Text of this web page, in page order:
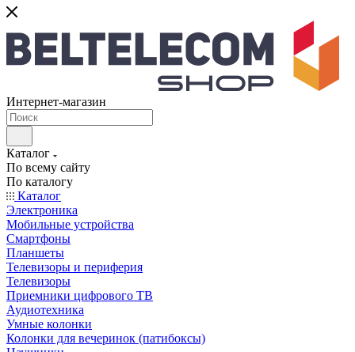
Интернет-магазин
Каталог
По всему сайту
По каталогу
Каталог
Электроника
Мобильные устройства
Смартфоны
Планшеты
Телевизоры и периферия
Телевизоры
Приемники цифрового ТВ
Аудиотехника
Умные колонки
Колонки для вечеринок (патибоксы)